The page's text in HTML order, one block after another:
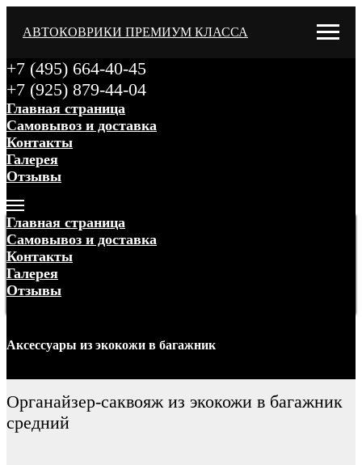
АВТОКОВРИКИ ПРЕМИУМ КЛАССА
+7 (495) 664-40-45
+7 (925) 879-44-04
Главная страница
Самовывоз и доставка
Контакты
Галерея
Отзывы
Главная страница
Самовывоз и доставка
Контакты
Галерея
Отзывы
Аксессуары из экокожи в багажник
Органайзер-саквояж из экокожи в багажник
средний